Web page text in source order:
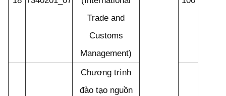
Trade and
Customs
Management)
Chương trình
đào tạo nguồn